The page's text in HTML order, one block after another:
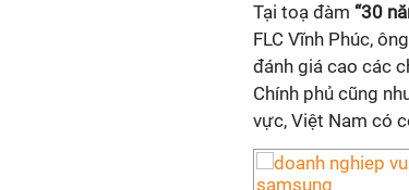
Tại toạ đàm “30
FLC Vĩnh Phúc,
đánh giá cao các
Chính phủ cũng
vực, Việt Nam có